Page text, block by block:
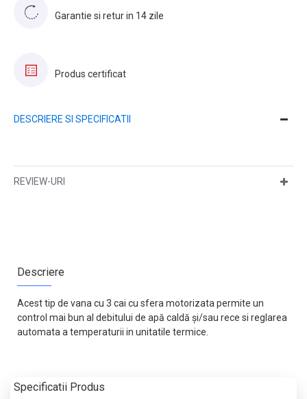
Garantie si retur in 14 zile
Produs certificat
DESCRIERE SI SPECIFICATII
REVIEW-URI
Descriere
Acest tip de vana cu 3 cai cu sfera motorizata permite un
control mai bun al debitului de apă caldă şi/sau rece si reglarea
automata a temperaturii in unitatile termice.
Specificatii Produs